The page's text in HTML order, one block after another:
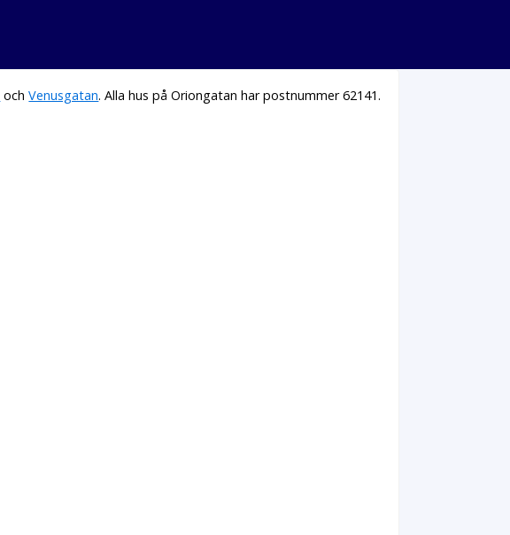
ochVenusgatan. Alla hus på Oriongatan har postnummer 62141.